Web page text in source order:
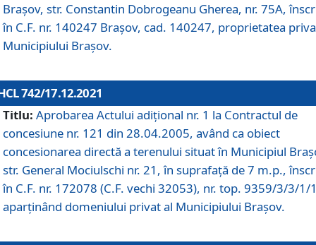
Brașov, str. Constantin Dobrogeanu Gherea, nr. 75A,
în C.F. nr. 140247 Brașov, cad. 140247, proprietatea
Municipiului Brașov.
742/17.12.2021
Titlu: Aprobarea Actului adiţional nr. 1 la Contractul de
concesiune nr. 121 din 28.04.2005, având ca obiect
concesionarea directă a terenului situat în Municipiul
str. General Mociulschi nr. 21, în suprafață de 7 m.p.,
în C.F. nr. 172078 (C.F. vechi 32053), nr. top. 9359/3/3/1/
aparținând domeniului privat al Municipiului Brașov.